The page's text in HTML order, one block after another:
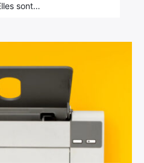
sont…